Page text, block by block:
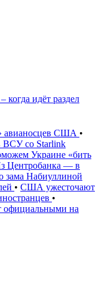
когда идёт раздел
авианосцев США •
ВСУ со Starlink
Украине «бить
Центробанка — в
зама Набиуллиной
• США ужесточают
•
официальными на